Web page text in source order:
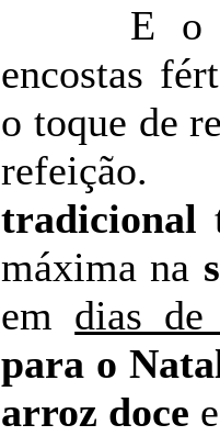
E o
encostas
o toque de
tradicional
máxima na
em dias de
para o
arroz doce